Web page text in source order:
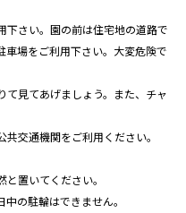
さい。園の前は住宅地の道路で
車場をご利用下さい。大変危険で
見てあげましょう。また、チャ
交通機関をご利用ください。
置いてください。
の駐輪はできません。